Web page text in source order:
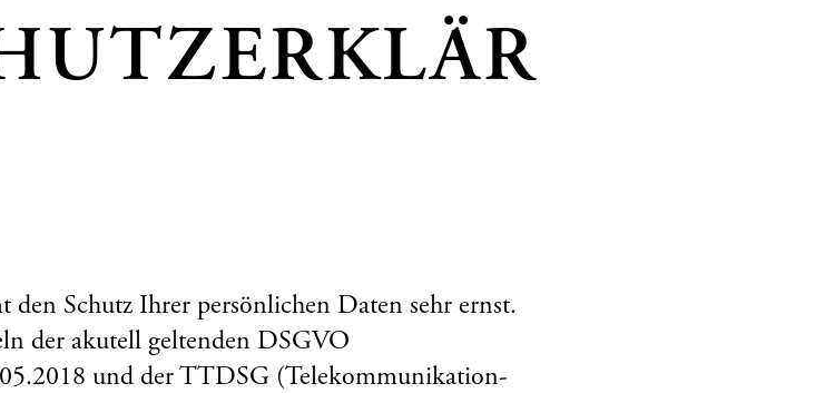
Schutz Ihrer persönlichen Daten sehr ernst.
der akutell geltenden DSGVO
und der TTDSG (Telekommunikation-